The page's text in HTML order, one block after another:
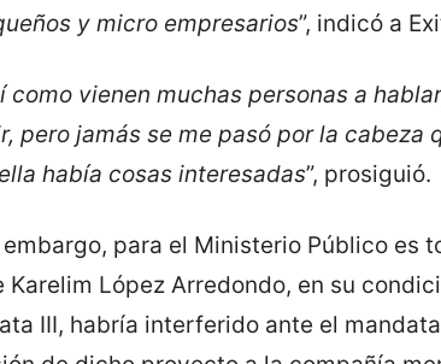
y micro empresarios”, indicó a
como vienen muchas personas a
pero jamás se me pasó por la cabeza
había cosas interesadas”, prosiguió.
embargo, para el Ministerio Público es
Karelim López Arredondo, en su
III, habría interferido ante el